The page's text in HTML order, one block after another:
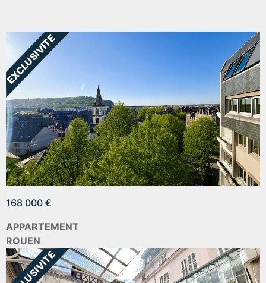
168 000 €
APPARTEMENT
ROUEN